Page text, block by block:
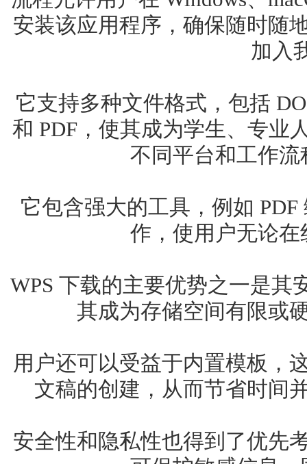
安装该应用程序，确保随时随
加入
它支持多种文件格式，包括
和 PDF，使其成为学生、专业
不同平台和工作
它包含强大的工具，例如
作，使用户无论
WPS 下载的主要优势之一是
其成为存储空间有限或
用户还可以受益于内置模板，
文稿的创建，从而节省时间
安全性和隐私性也得到了优先